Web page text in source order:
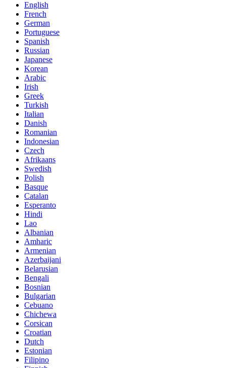
English
French
German
Portuguese
Spanish
Russian
Japanese
Korean
Arabic
Irish
Greek
Turkish
Italian
Danish
Romanian
Indonesian
Czech
Afrikaans
Swedish
Polish
Basque
Catalan
Esperanto
Hindi
Lao
Albanian
Amharic
Armenian
Azerbaijani
Belarusian
Bengali
Bosnian
Bulgarian
Cebuano
Chichewa
Corsican
Croatian
Dutch
Estonian
Filipino